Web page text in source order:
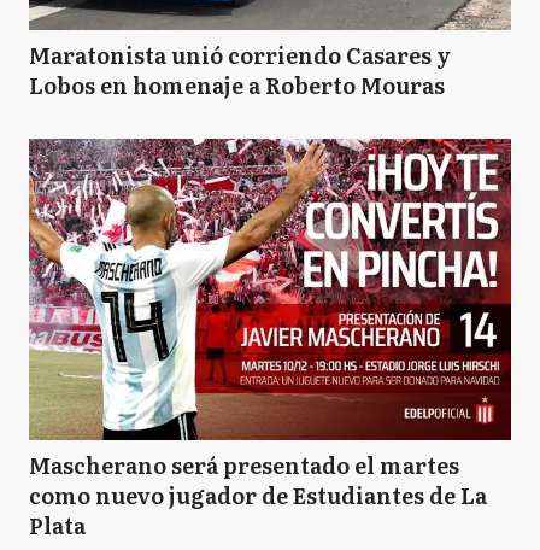
A Azul
BB Bahía Blanca
B Balcarce
B Baradero
BJ Benito Juarez
Maratonista unió corriendo Casares y
Lobos en homenaje a Roberto Mouras
Mascherano será presentado el martes
como nuevo jugador de Estudiantes de La
Plata